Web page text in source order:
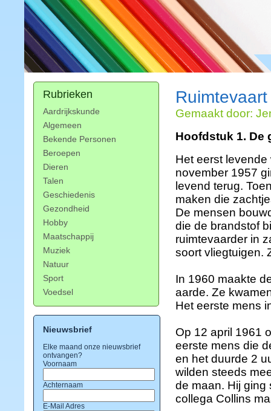
Rubrieken
Aardrijkskunde
Algemeen
Bekende Personen
Beroepen
Dieren
Talen
Geschiedenis
Gezondheid
Hobby
Maatschappij
Muziek
Natuur
Sport
Voedsel
Nieuwsbrief
Elke maand onze nieuwsbrief
ontvangen?
Voornaam
Achternaam
E-Mail Adres
Ruimtevaart
Gemaakt door:
Hoofdstuk 1. De
Het eerst
november 1957
levend terug.
maken die
De mensen
die de brandstof
ruimtevaarder in
soort vliegtuigen.
In 1960 maakte
aarde. Ze
Het eerste mens
Op 12 april 1961
eerste mens die
en het duurde 2
wilden steeds
de maan. Hij ging
collega Collins